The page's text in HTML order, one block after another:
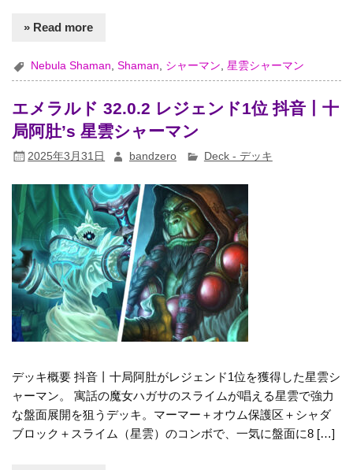
» Read more
Nebula Shaman ,Shaman シャーマン ,星雲シャーマン
エメラルド 32.0.2 レジェンド1位 抖音丨十
局阿肚’s 星雲シャーマン
2025年3月31日 bandzero Deck - デッキ
デッキ概要 抖音丨十局阿肚がレジェンド1位を獲得した星雲シ
ャーマン。 寓話の魔女ハガサのスライムが唱える星雲で強力
な盤面展開を狙うデッキ。マーマー＋オウム保護区＋シャダ
ブロック＋スライム（星雲）のコンボで、一気に盤面に8 […]